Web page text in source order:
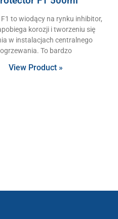
to wiodący na rynku inhibitor,
korozji i tworzeniu się
w instalacjach centralnego
ogrzewania. To bardzo
View Product »